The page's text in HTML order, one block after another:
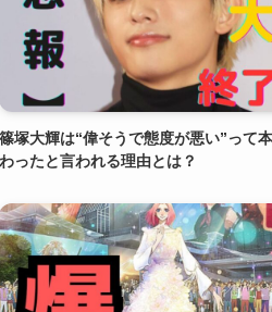
篠塚大輝は“偉そうで態度が悪い”って
わったと言われる理由とは？